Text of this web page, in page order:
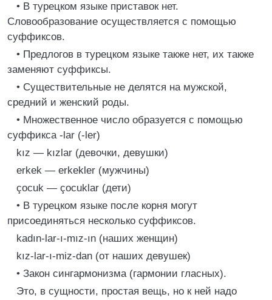
• В турецком языке приставок нет.
Словообразование осуществляется с помощью
суффиксов.
• Предлогов в турецком языке также нет, их также
заменяют суффиксы.
• Существительные не делятся на мужской,
средний и женский роды.
• Множественное число образуется с помощью
суффикса -lar (-ler)
kız — kızlar (девочки, девушки)
erkek — erkekler (мужчины)
çocuk — çocuklar (дети)
• В турецком языке после корня могут
присоединяться несколько суффиксов.
kadın-lar-ı-mız-ın (наших женщин)
kız-lar-ı-miz-dan (от наших девушек)
• Закон сингармонизма (гармонии гласных).
Это, в сущности, простая вещь, но к ней надо